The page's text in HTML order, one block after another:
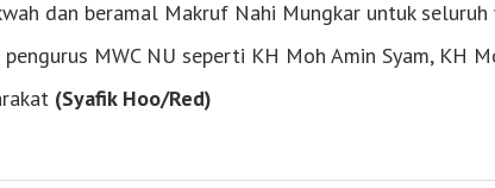
dan beramal Makruf Nahi Mungkar untuk
MWC NU seperti KH Moh Amin Syam, KH
(Syafik Hoo/Red)